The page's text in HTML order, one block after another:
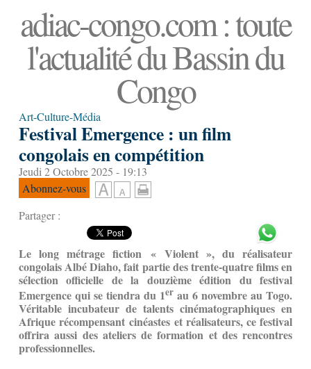
adiac-congo.com : toute
l'actualité du Bassin du
Congo
Art-Culture-Média
Festival Emergence : un film
congolais en compétition
Jeudi 2 Octobre 2025 - 19:13
Abonnez-vous
Partager :
Le long métrage fiction « Violent », du réalisateur
congolais Albé Diaho, fait partie des trente-quatre films en
sélection officielle de la douzième édition du festival
Emergence qui se tiendra du 1er au 6 novembre au Togo.
Véritable incubateur de talents cinématographiques en
Afrique récompensant cinéastes et réalisateurs, ce festival
offrira aussi des ateliers de formation et des rencontres
professionnelles.